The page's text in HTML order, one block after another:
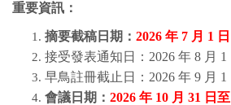
重要資訊 ：
摘要截稿 日期： 2026 年 7 月 1 日
接受發表通知日：2026 年 8 月 1
早鳥註冊截止日：2026 年 9 月 1
會議日期： 2026 年 10 月 31 日至